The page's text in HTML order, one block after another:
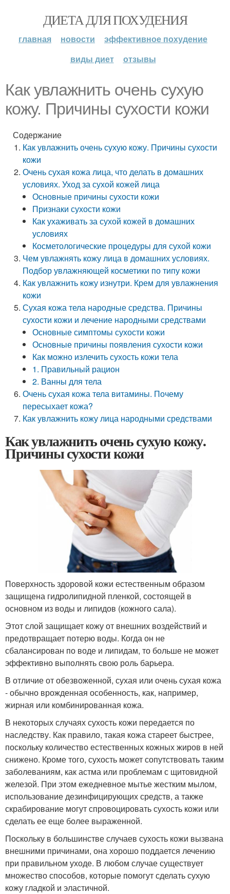
ДИЕТА ДЛЯ ПОХУДЕНИЯ
главная новости
эффективное похудение
виды диет
отзывы
Как увлажнить очень сухую
кожу. Причины сухости кожи
Содержание
Как увлажнить очень сухую кожу. Причины сухости
кожи
Очень сухая кожа лица, что делать в домашних
условиях. Уход за сухой кожей лица
Основные причины сухости кожи
Признаки сухости кожи
Как ухаживать за сухой кожей в домашних
условиях
Косметологические процедуры для сухой кожи
Чем увлажнять кожу лица в домашних условиях.
Подбор увлажняющей косметики по типу кожи
Как увлажнить кожу изнутри. Крем для увлажнения
кожи
Сухая кожа тела народные средства. Причины
сухости кожи и лечение народными средствами
Основные симптомы сухости кожи
Основные причины появления сухости кожи
Как можно излечить сухость кожи тела
1. Правильный рацион
2. Ванны для тела
Очень сухая кожа тела витамины. Почему
пересыхает кожа?
Как увлажнить кожу лица народными средствами
Как увлажнить очень сухую кожу.
Причины сухости кожи
Поверхность здоровой кожи естественным образом
защищена гидролипидной пленкой, состоящей в
основном из воды и липидов (кожного сала).
Этот слой защищает кожу от внешних воздействий и
предотвращает потерю воды. Когда он не
сбалансирован по воде и липидам, то больше не может
эффективно выполнять свою роль барьера.
В отличие от обезвоженной, сухая или очень сухая кожа
- обычно врожденная особенность, как, например,
жирная или комбинированная кожа.
В некоторых случаях сухость кожи передается по
наследству. Как правило, такая кожа стареет быстрее,
поскольку количество естественных кожных жиров в ней
снижено. Кроме того, сухость может сопутствовать таким
заболеваниям, как астма или проблемам с щитовидной
железой. При этом ежедневное мытье жестким мылом,
использование дезинфицирующих средств, а также
скрабирование могут спровоцировать сухость кожи или
сделать ее еще более выраженной.
Поскольку в большинстве случаев сухость кожи вызвана
внешними причинами, она хорошо поддается лечению
при правильном уходе. В любом случае существует
множество способов, которые помогут сделать сухую
кожу гладкой и эластичной.